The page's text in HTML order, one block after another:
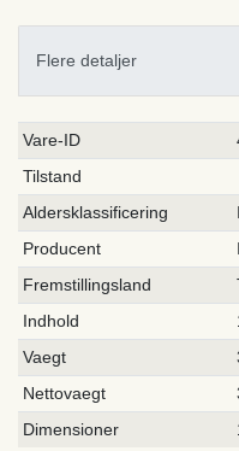
Flere detaljer
Vare-ID
Tilstand
Aldersklassificering
Producent
Fremstillingsland
Indhold
Vaegt
Nettovaegt
Dimensioner